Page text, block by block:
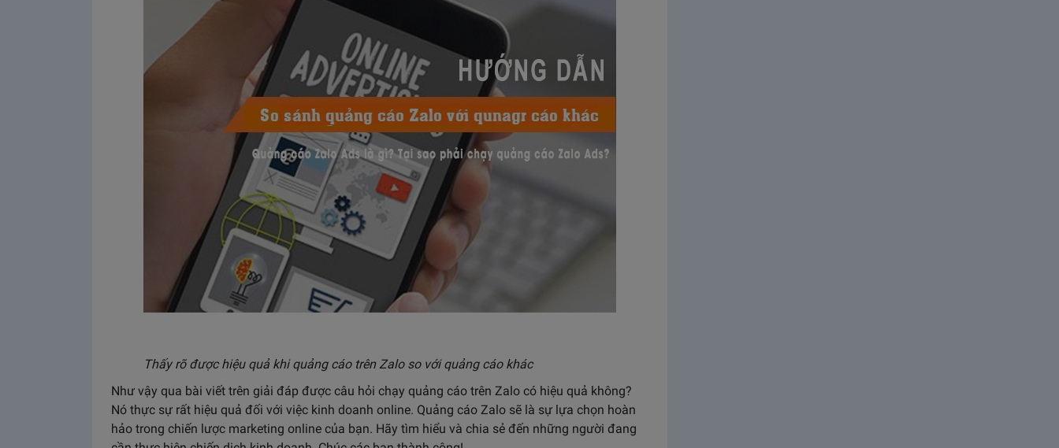
Thấy rõ được hiệu quả khi quảng cáo trên Zalo so với quảng cáo khác
Như vậy qua bài viết trên giải đáp được câu hỏi chạy quảng cáo trên Zalo có hiệu quả không?
Nó thực sự rất hiệu quả đối với việc kinh doanh online. Quảng cáo Zalo sẽ là sự lựa chọn hoàn
hảo trong chiến lược marketing online của bạn. Hãy tìm hiểu và chia sẻ đến những người đang